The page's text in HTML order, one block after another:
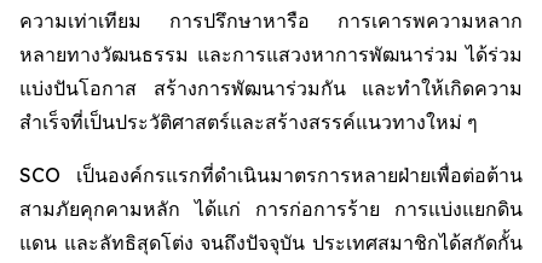
ความเท่าเทียม การปรึกษาหารือ การเคารพความหลาก
หลายทางวัฒนธรรม และการแสวงหาการพัฒนาร่วม ได้ร่วม
แบ่งปันโอกาส สร้างการพัฒนาร่วมกัน และทำให้เกิดความ
สำเร็จที่เป็นประวัติศาสตร์และสร้างสรรค์แนวทางใหม่ ๆ
SCO เป็นองค์กรแรกที่ดำเนินมาตรการหลายฝ่ายเพื่อต่อต้าน
สามภัยคุกคามหลัก ได้แก่ การก่อการร้าย การแบ่งแยกดิน
แดน และลัทธิสุดโต่ง จนถึงปัจจุบัน ประเทศสมาชิกได้สกัดกั้น